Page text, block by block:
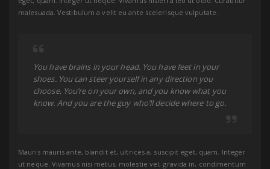
malesuada. Vestibulum a velit eu ante scelerisque vulputate.
You have brains in your head. You have feet in your
shoes. You can steer yourself in any direction you
choose. You’re on your own, and you know what you
know. And you are the guy who’ll decide where to go.
Mauris mauris ante, blandit et, ultrices a, suscipit eget, quam. Integer
ut neque. Vivamus nisi metus, molestie vel, gravida in, condimentum